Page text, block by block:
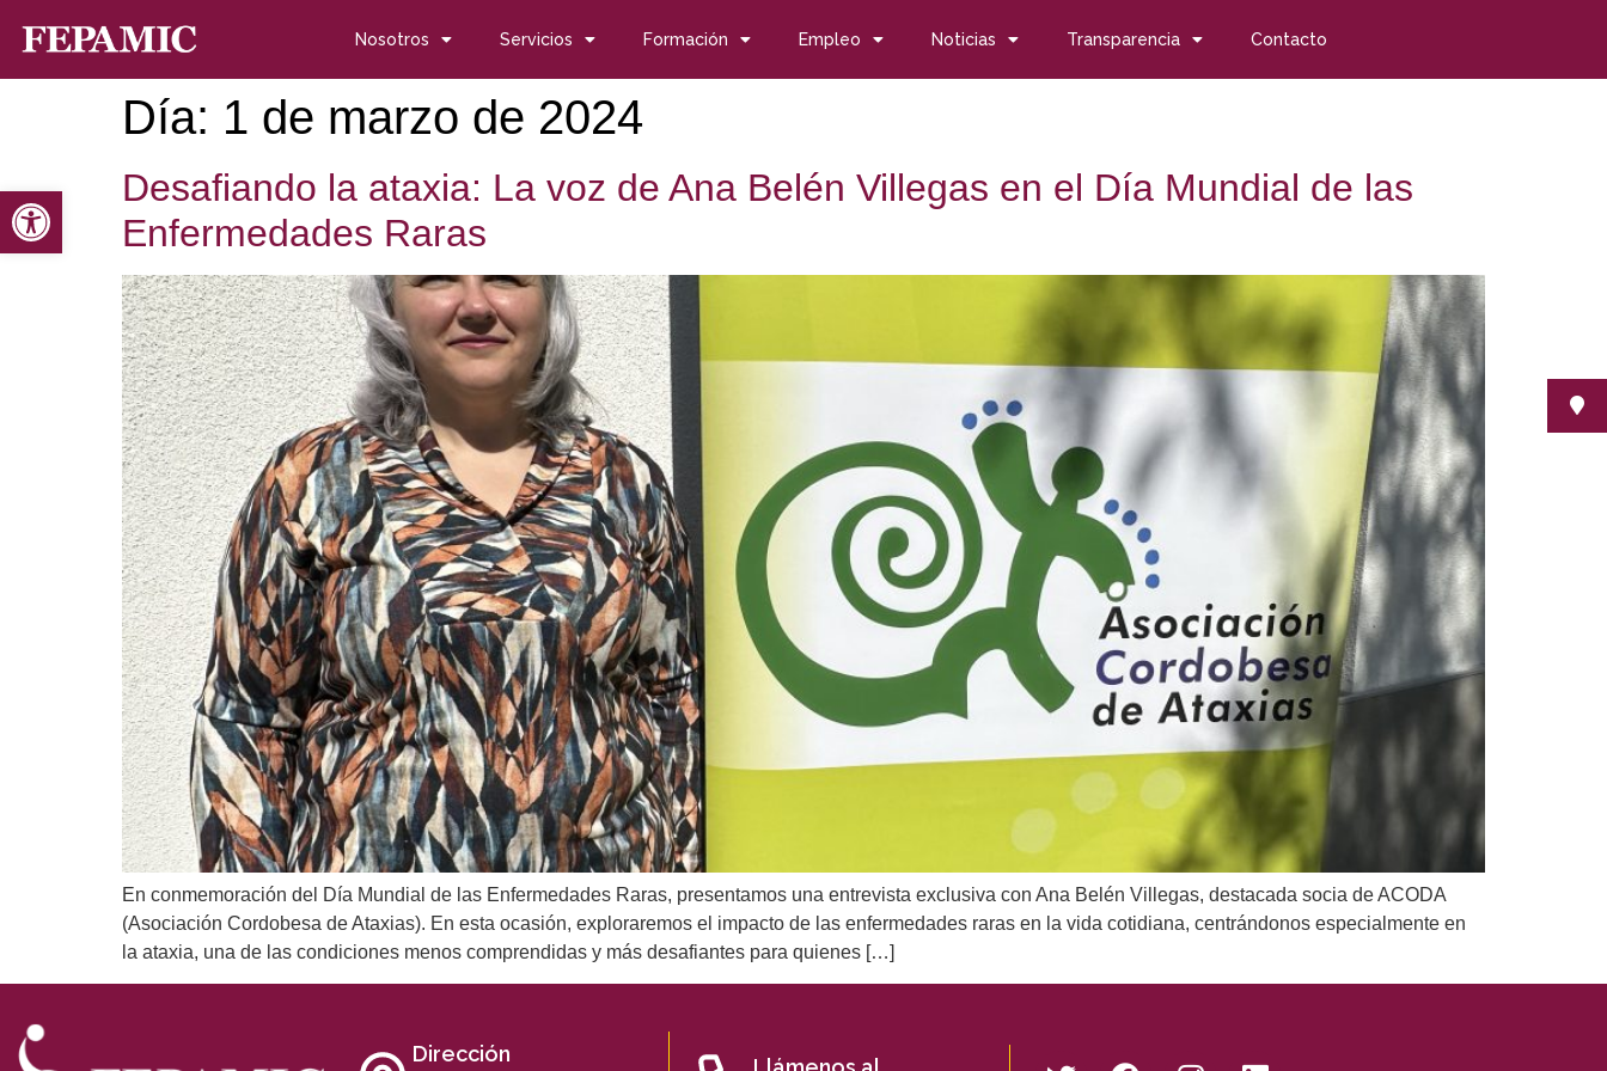
Abrir barra de herramientas
Nosotros Servicios Formación Empleo Noticias Transparencia Contacto
Día: 1 de marzo de 2024
Desafiando la ataxia: La voz de Ana Belén Villegas en el Día Mundial de las
Enfermedades Raras
En conmemoración del Día Mundial de las Enfermedades Raras, presentamos una entrevista exclusiva con Ana Belén Villegas, destacada socia de ACODA
(Asociación Cordobesa de Ataxias). En esta ocasión, exploraremos el impacto de las enfermedades raras en la vida cotidiana, centrándonos especialmente en
la ataxia, una de las condiciones menos comprendidas y más desafiantes para quienes […]
Dirección